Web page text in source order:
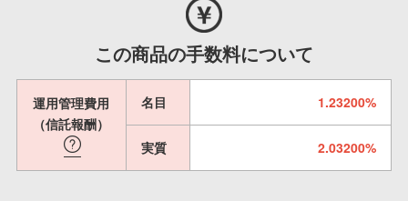
この商品の手数料について
運用管理費用
（信託報酬）
名目 1.23200%
実質 2.03200%